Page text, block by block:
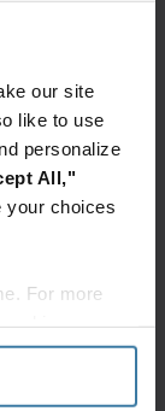
our site
like to use
personalize
All,"
your choices
For more
medycznej
o wybór
techniczne,